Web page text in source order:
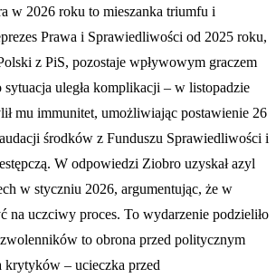
w 2026 roku to mieszanka triumfu i
Prawa i Sprawiedliwości od 2025 roku,
z PiS, pozostaje wpływowym graczem
uległa komplikacji – w listopadzie
mu immunitet, umożliwiając postawienie 26
środków z Funduszu Sprawiedliwości i
W odpowiedzi Ziobro uzyskał azyl
w styczniu 2026, argumentując, że w
na uczciwy proces. To wydarzenie podzieliło
to obrona przed politycznym
krytyków – ucieczka przed